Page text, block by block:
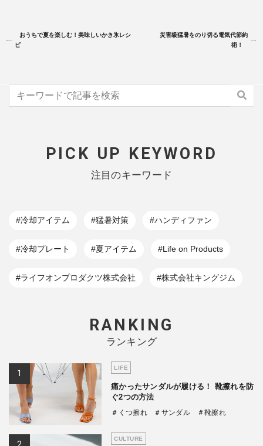
おうちで夏を楽しむ！美味しいかき氷レシ
ピ
災害級猛暑をのり切る電気代節約
術！
PICK UP KEYWORD
注目のキーワード
#冷却アイテム #猛暑対策 #ハンディファン
#冷却プレート #夏アイテム #Life on Products
#ライフオンプロダクツ株式会社 #株式会社キングジム
RANKING
ランキング
LIFE
痛かったサンダルが履ける！ 靴擦れを防
ぐ2つの方法
＃くつ擦れ ＃サンダル ＃靴擦れ
CULTURE